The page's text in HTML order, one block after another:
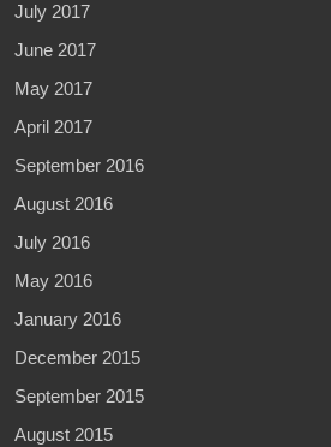
July 2017
June 2017
May 2017
April 2017
September 2016
August 2016
July 2016
May 2016
January 2016
December 2015
September 2015
August 2015